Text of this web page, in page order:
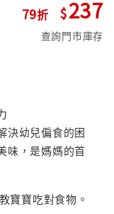
79 237
查詢門市庫存
決幼兒偏食的困
味，是媽媽的首
寶寶吃對食物。